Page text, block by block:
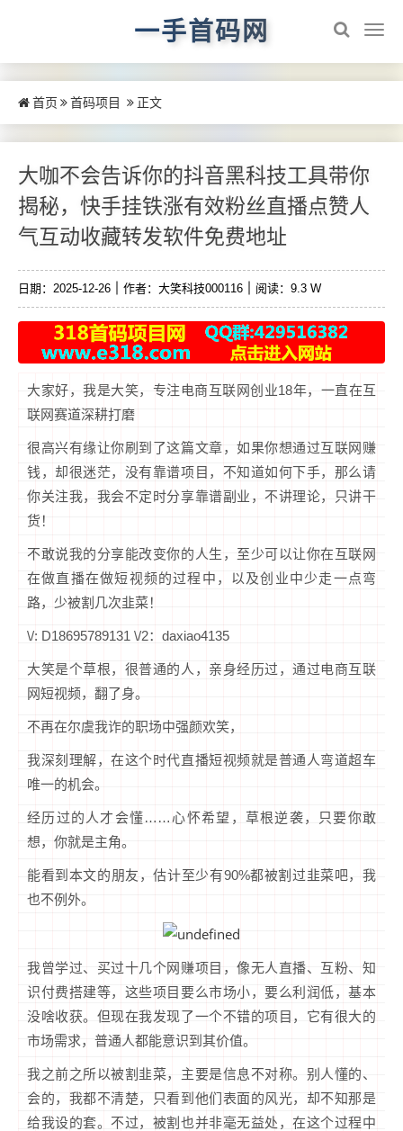
一手首码网
首页 首码项目 正文
大咖不会告诉你的抖音黑科技工具带你
揭秘，快手挂铁涨有效粉丝直播点赞人
气互动收藏转发软件免费地址
日期：2025-12-26 作者：大笑科技000116 阅读：9.3 W
大家好，我是大笑，专注电商互联网创业18年，一直在互
联网赛道深耕打磨
很高兴有缘让你刷到了这篇文章，如果你想通过互联网赚
钱，却很迷茫，没有靠谱项目，不知道如何下手，那么请
你关注我，我会不定时分享靠谱副业，不讲理论，只讲干
货！
不敢说我的分享能改变你的人生，至少可以让你在互联网
在做直播在做短视频的过程中，以及创业中少走一点弯
路，少被割几次韭菜！
\/: D18695789131 \/2：daxiao4135
大笑是个草根，很普通的人，亲身经历过，通过电商互联
网短视频，翻了身。
不再在尔虞我诈的职场中强颜欢笑，
我深刻理解，在这个时代直播短视频就是普通人弯道超车
唯一的机会。
经历过的人才会懂……心怀希望，草根逆袭，只要你敢
想，你就是主角。
能看到本文的朋友，估计至少有90%都被割过韭菜吧，我
也不例外。
我曾学过、买过十几个网赚项目，像无人直播、互粉、知
识付费搭建等，这些项目要么市场小，要么利润低，基本
没啥收获。但现在我发现了一个不错的项目，它有很大的
市场需求，普通人都能意识到其价值。
我之前之所以被割韭菜，主要是信息不对称。别人懂的、
会的，我都不清楚，只看到他们表面的风光，却不知那是
给我设的套。不过，被割也并非毫无益处，在这个过程中